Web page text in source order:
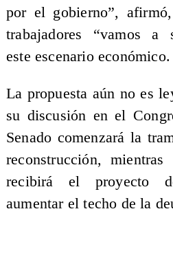
por el gobierno”,
trabajadores “vamos a
este escenario económico.
La propuesta aún no es
su discusión en el
Senado comenzará la
reconstrucción,
recibirá el proyecto
aumentar el techo de la